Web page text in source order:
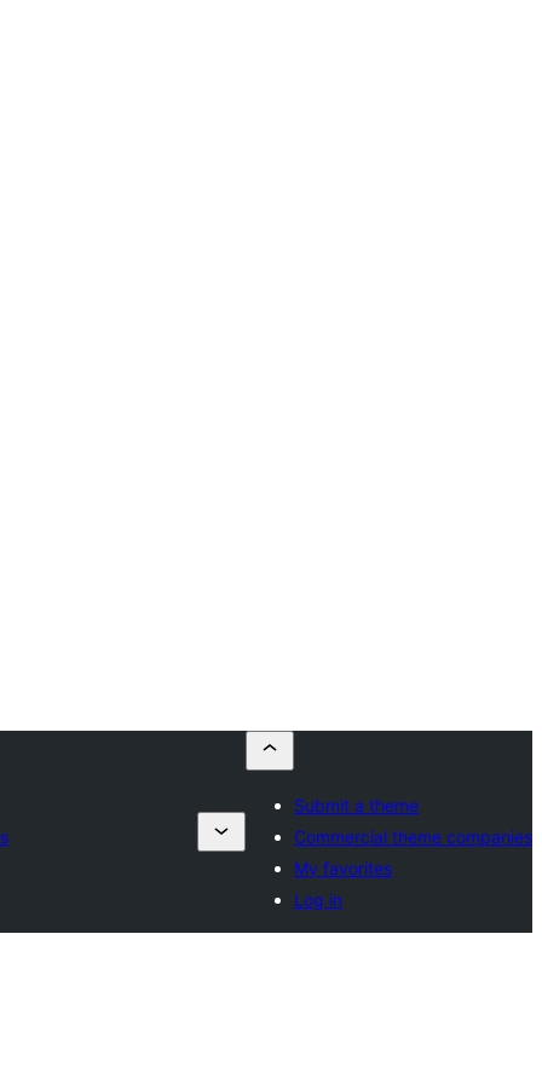
Submit a theme
Commercial theme companies
My favorites
Log in